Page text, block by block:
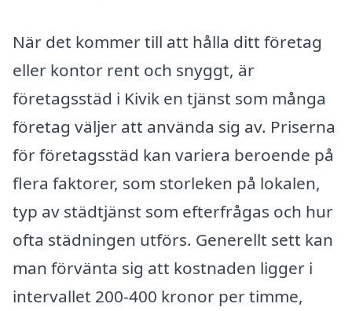
När det kommer till att hålla ditt företag
eller kontor rent och snyggt, är
företagsstäd i Kivik en tjänst som många
företag väljer att använda sig av. Priserna
för företagsstäd kan variera beroende på
flera faktorer, som storleken på lokalen,
typ av städtjänst som efterfrågas och hur
ofta städningen utförs. Generellt sett kan
man förvänta sig att kostnaden ligger i
intervallet 200-400 kronor per timme,